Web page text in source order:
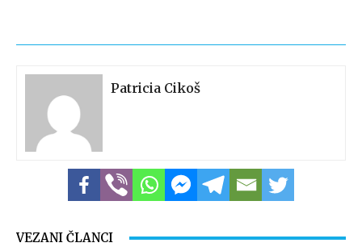
Patricia Cikoš
VEZANI ČLANCI